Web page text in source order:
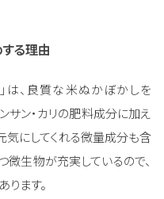
る理由
は、良質な米ぬかぼかしを
サン・カリの肥料成分に加え
気にしてくれる微量成分も含
微生物が充実しているので、
ます。